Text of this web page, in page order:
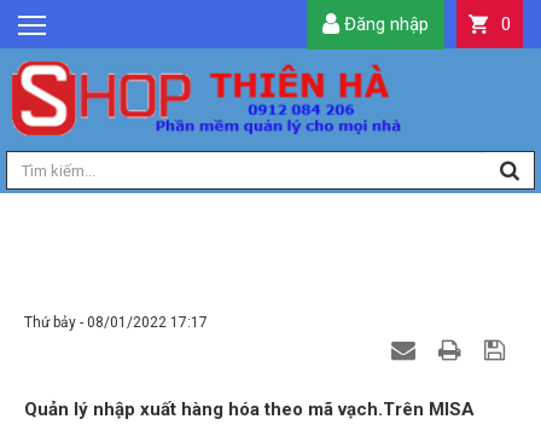
GIỚI THIỆU
TIN TỨC
SẢN PHẨM
DỊCH VỤ
0
Đăng nhập
Thứ bảy - 08/01/2022 17:17
Quản lý nhập xuất hàng hóa theo mã vạch.Trên MISA